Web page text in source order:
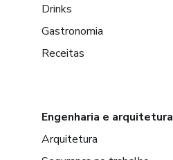
Drinks
Gastronomia
Receitas
Engenharia e arquitetura
Arquitetura